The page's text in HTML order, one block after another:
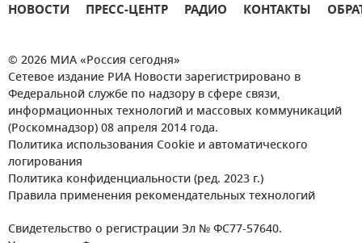
НОВОСТИ ПРЕСС-ЦЕНТР РАДИО КОНТАКТЫ
© 2026 МИА «Россия сегодня»
Сетевое издание РИА Новости зарегистрировано в
Федеральной службе по надзору в сфере связи,
информационных технологий и массовых коммуникаций
(Роскомнадзор) 08 апреля 2014 года.
Политика использования Cookie и автоматического
логирования
Политика конфиденциальности (ред. 2023 г.)
Правила применения рекомендательных технологий
Свидетельство о регистрации Эл № ФС77-57640.